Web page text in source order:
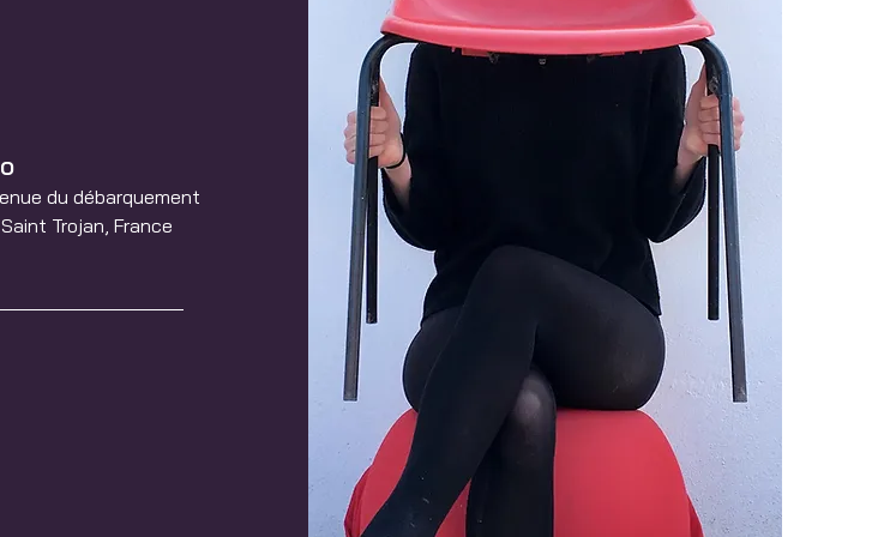
du débarquement
Trojan, France